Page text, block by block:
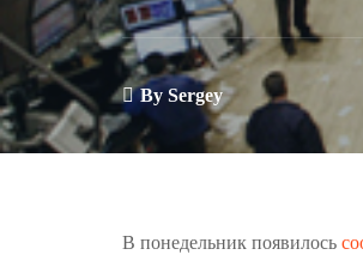
By Sergey
В понедельник появилось